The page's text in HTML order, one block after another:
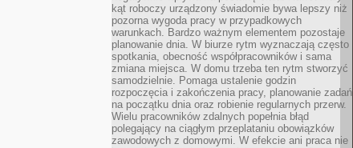
kąt roboczy urządzony świadomie bywa lepszy niż
pozorna wygoda pracy w przypadkowych
warunkach. Bardzo ważnym elementem pozostaje
planowanie dnia. W biurze rytm wyznaczają często
spotkania, obecność współpracowników i sama
zmiana miejsca. W domu trzeba ten rytm stworzyć
samodzielnie. Pomaga ustalenie godzin
rozpoczęcia i zakończenia pracy, planowanie zadań
na początku dnia oraz robienie regularnych przerw.
Wielu pracowników zdalnych popełnia błąd
polegający na ciągłym przeplataniu obowiązków
zawodowych z domowymi. W efekcie ani praca nie